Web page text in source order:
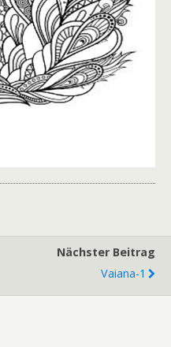
Nächster Beitrag
Vaiana-1